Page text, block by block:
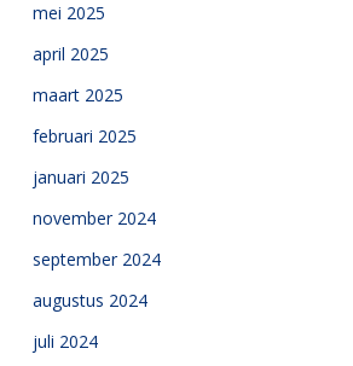
mei 2025
april 2025
maart 2025
februari 2025
januari 2025
november 2024
september 2024
augustus 2024
juli 2024